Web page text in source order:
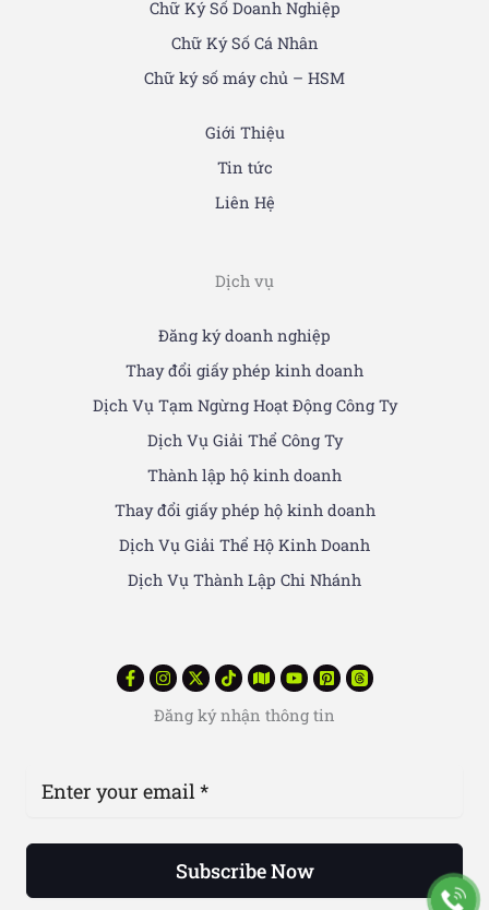
Chữ Ký Số Doanh Nghiệp
Chữ Ký Số Cá Nhân
Chữ ký số máy chủ – HSM
Giới Thiệu
Tin tức
Liên Hệ
Dịch vụ
Đăng ký doanh nghiệp
Thay đổi giấy phép kinh doanh
Dịch Vụ Tạm Ngừng Hoạt Động Công Ty
Dịch Vụ Giải Thể Công Ty
Thành lập hộ kinh doanh
Thay đổi giấy phép hộ kinh doanh
Dịch Vụ Giải Thể Hộ Kinh Doanh
Dịch Vụ Thành Lập Chi Nhánh
Đăng ký nhận thông tin
Subscribe Now